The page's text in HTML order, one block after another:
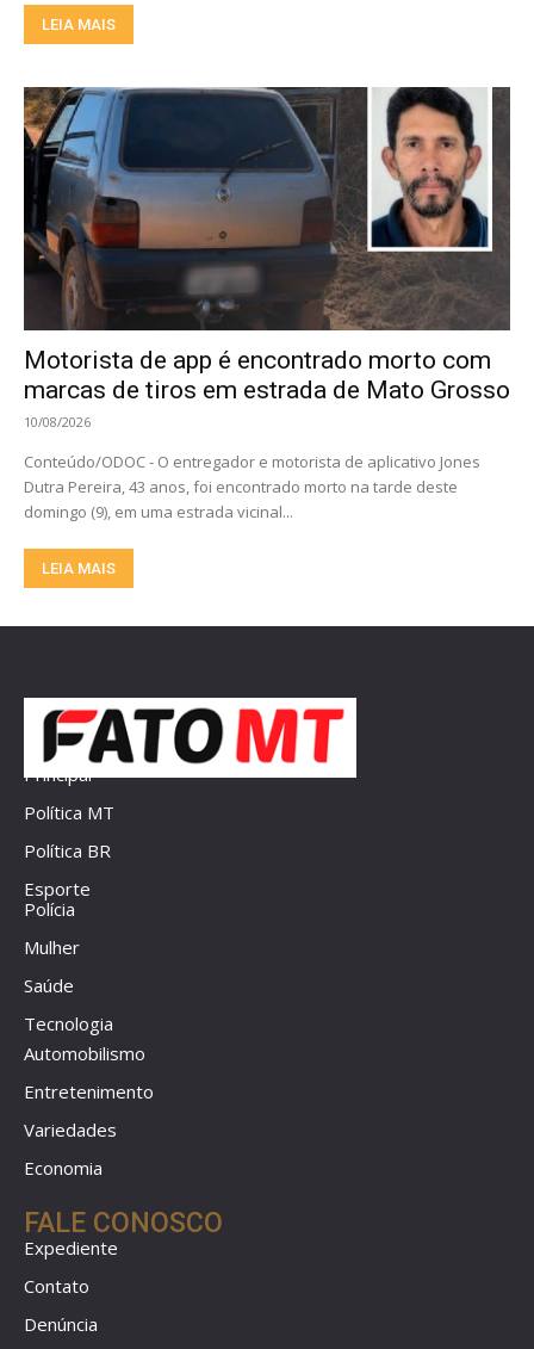
LEIA MAIS
Motorista de app é encontrado morto com
marcas de tiros em estrada de Mato Grosso
10/08/2026
Conteúdo/ODOC - O entregador e motorista de aplicativo Jones
Dutra Pereira, 43 anos, foi encontrado morto na tarde deste
domingo (9), em uma estrada vicinal...
LEIA MAIS
Principal
Política MT
Política BR
Esporte
Polícia
Mulher
Saúde
Tecnologia
Automobilismo
Entretenimento
Variedades
Economia
FALE CONOSCO
Expediente
Contato
Denúncia